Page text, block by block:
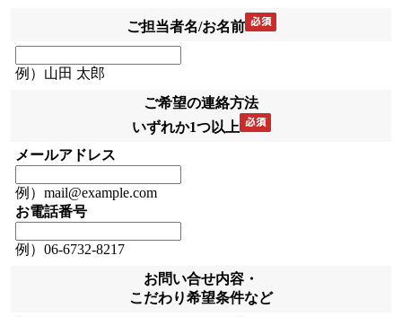
ご担当者名/お名前
例）山田 太郎
ご希望の連絡方法
いずれか1つ以上
メールアドレス
例）mail@example.com
お電話番号
例）06-6732-8217
お問い合せ内容・
こだわり希望条件など